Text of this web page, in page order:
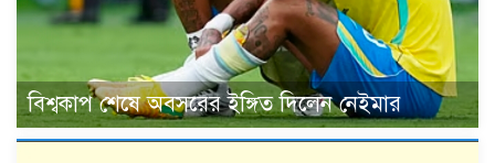
বিশ্বকাপ শেষে অবসরের ইঙ্গিত দিলেন নেইমার